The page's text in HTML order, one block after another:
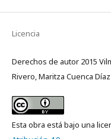
Licencia
Derechos de autor 2015
Rivero, Maritza Cuenca Díaz
Esta obra está bajo una